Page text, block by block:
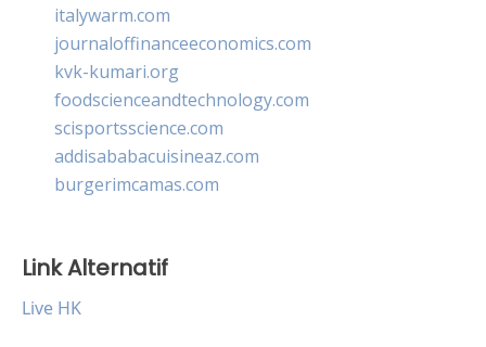
italywarm.com
journaloffinanceeconomics.com
kvk-kumari.org
foodscienceandtechnology.com
scisportsscience.com
addisababacuisineaz.com
burgerimcamas.com
Link Alternatif
Live HK